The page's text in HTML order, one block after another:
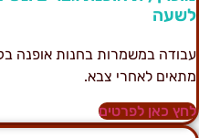
לאחרי צבא.
כאן לפרטים